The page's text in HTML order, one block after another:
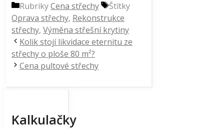
RubrikyCena střechy
Štítky
Oprava střechy, Rekonstrukce
střechy, Výměna střešní krytiny
Kolik stojí likvidace eternitu ze
střechy o ploše 80 m²?
Cena pultové střechy
Kalkulačky